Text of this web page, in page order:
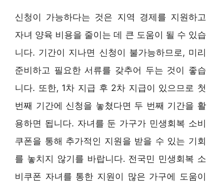
신청이 가능하다는 것은 지역 경제를 지원하고
자녀 양육 비용을 줄이는 데 큰 도움이 될 수 있습
니다. 기간이 지나면 신청이 불가능하므로, 미리
준비하고 필요한 서류를 갖추어 두는 것이 좋습
니다. 또한, 1차 지급 후 2차 지급이 있으므로 첫
번째 기간에 신청을 놓쳤다면 두 번째 기간을 활
용하면 됩니다. 자녀를 둔 가구가 민생회복 소비
쿠폰을 통해 추가적인 지원을 받을 수 있는 기회
를 놓치지 않기를 바랍니다. 전국민 민생회복 소
비쿠폰 자녀를 통한 지원이 많은 가구에 도움이